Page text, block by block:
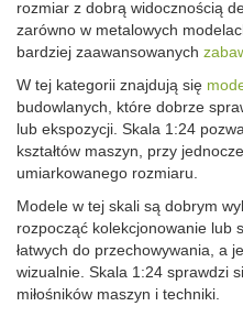
rozmiar z dobrą widocznością
zarówno w metalowych
bardziej zaawansowanych
W tej kategorii znajdują się
budowlanych, które dobrze
lub ekspozycji. Skala 1:24
kształtów maszyn, przy
umiarkowanego rozmiaru.
Modele w tej skali są dobrym
rozpocząć kolekcjonowanie lub
łatwych do przechowywania, a
wizualnie. Skala 1:24 sprawdzi
miłośników maszyn i techniki.